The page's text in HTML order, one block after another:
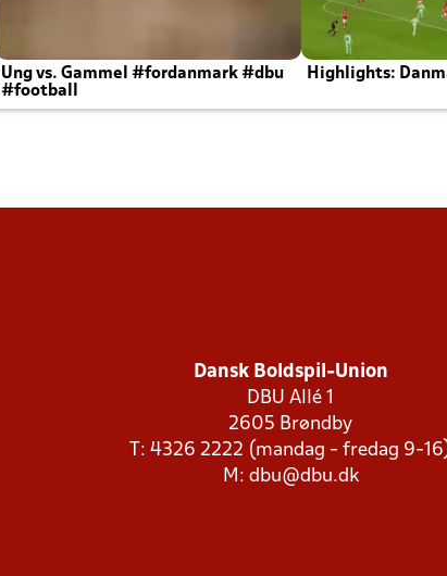
Ung vs. Gammel #fordanmark #dbu
#football
Highlights:
Dansk Boldspil-Union
DBU Allé 1
2605 Brøndby
T: 4326 2222 (mandag - fredag 9-
M: dbu@dbu.dk